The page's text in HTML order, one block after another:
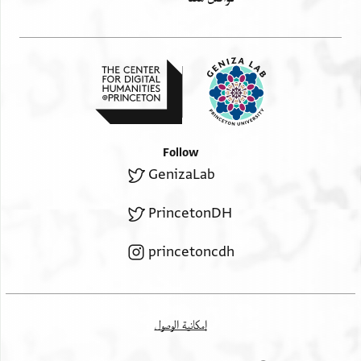
Follow
GenizaLab
PrincetonDH
princetoncdh
إمكانية الوصول